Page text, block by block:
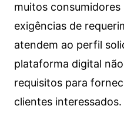
muitos
exigências de
atendem ao perfil
plataforma digital
requisitos para
clientes interessados.